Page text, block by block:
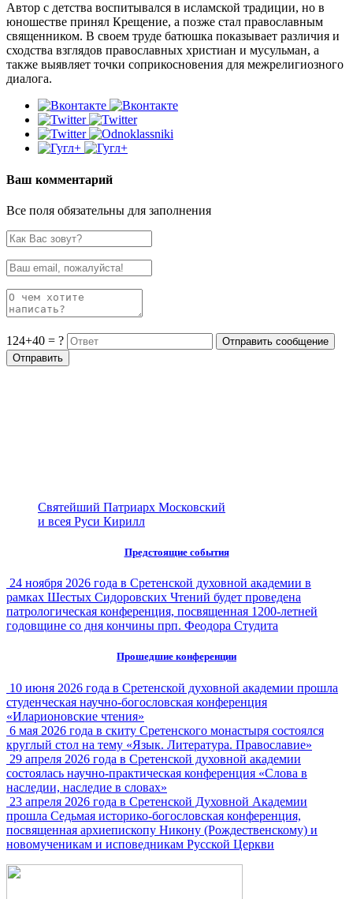
Автор с детства воспитывался в исламской традиции, но в
юношестве принял Крещение, а позже стал православным
священником. В своем труде батюшка показывает различия и
сходства взглядов православных христиан и мусульман, а
также выявляет точки соприкосновения для межрелигиозного
диалога.
Ваш комментарий
Все поля обязательны для заполнения
124+40 = ?
Святейший Патриарх Московский
и всея Руси Кирилл
Предстоящие события
24 ноября 2026 года в Сретенской духовной академии в
рамках Шестых Сидоровских Чтений будет проведена
патрологическая конференция, посвященная 1200-летней
годовщине со дня кончины прп. Феодора Студита
Прошедшие конференции
10 июня 2026 года в Сретенской духовной академии прошла
студенческая научно-богословская конференция
«Иларионовские чтения»
6 мая 2026 года в скиту Сретенского монастыря состоялся
круглый стол на тему «Язык. Литература. Православие»
29 апреля 2026 года в Сретенской духовной академии
состоялась научно-практическая конференция «Слова в
наследии, наследие в словах»
23 апреля 2026 года в Сретенской Духовной Академии
прошла Седьмая историко-богословская конференция,
посвященная архиепископу Никону (Рождественскому) и
новомученикам и исповедникам Русской Церкви